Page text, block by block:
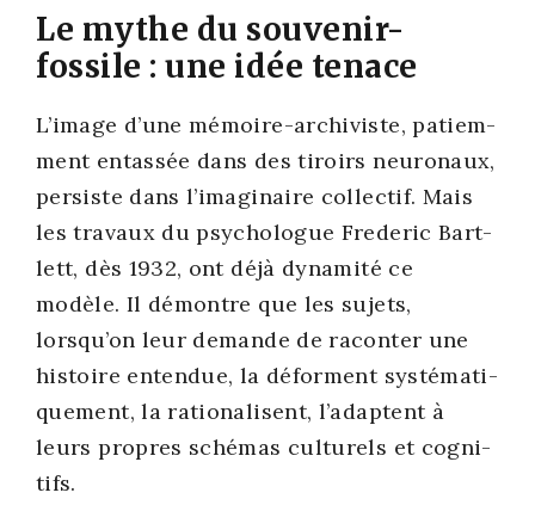
Le mythe du souvenir-
fossile : une idée tenace
L’image d’une mémoire-archi­viste, patiem­
ment entas­sée dans des tiroirs neu­ro­naux,
per­siste dans l’imaginaire col­lec­tif. Mais
les tra­vaux du psy­cho­logue Fre­de­ric Bart­
lett, dès 1932, ont déjà dyna­mi­té ce
modèle. Il démontre que les sujets,
lorsqu’on leur demande de racon­ter une
his­toire enten­due, la déforment sys­té­ma­ti­
que­ment, la ratio­na­lisent, l’adaptent à
leurs propres sché­mas cultu­rels et cog­ni­
tifs.